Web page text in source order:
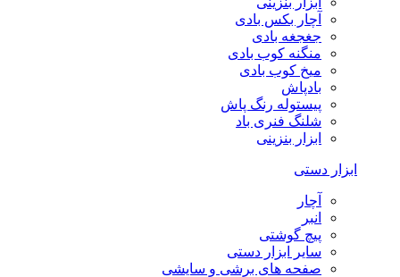
آچار بکس بادی
جغجغه بادی
منگنه کوب بادی
میخ کوب بادی
بادپاش
پیستوله رنگ پاش
شلنگ فنری باد
ابزار بنزینی
ابزار دستی
آچار
انبر
پیچ گوشتی
سایر ابزار دستی
صفحه های برشی و سایشی